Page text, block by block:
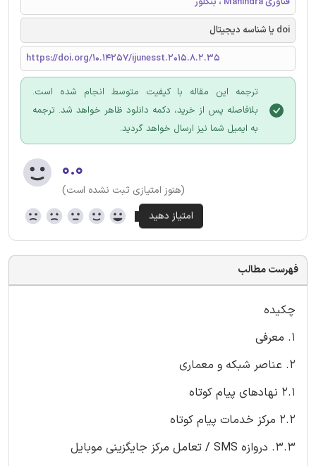
doi یا شناسه دیجیتال
https://doi.org/10.14257/ijunesst.2015.8.2.35
ترجمه این مقاله با کیفیت متوسط انجام شده است.
بلافاصله پس از خرید، دکمه دانلود ظاهر خواهد شد. ترجمه
به ایمیل شما نیز ارسال خواهد گردید.
۰.۰
(هنوز امتیازی ثبت نشده است)
فهرست مطالب
چکیده
1. معرفی
2. عناصر شبکه و معماری
2.1 نهادهای پیام کوتاه
2.2 مرکز خدمات پیام کوتاه
3.3. دروازه SMS / تعامل مرکز جایگزینی موبایل